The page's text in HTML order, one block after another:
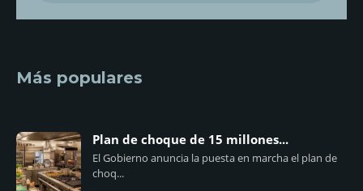
Más populares
Plan de choque de 15 millones...
El Gobierno anuncia la puesta en marcha el plan de
choq...